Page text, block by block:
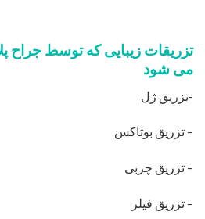
تزریقات زیبایی که توسط جراح
می شود
-تزریق ژل
– تزریق بوتاکس
– تزریق چربی
– تزریق فیلر